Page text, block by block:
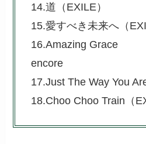
14.道（EXILE）
15.愛すべき未来へ（
16.Amazing Grace
encore
17.Just The Way You
18.Choo Choo Train（